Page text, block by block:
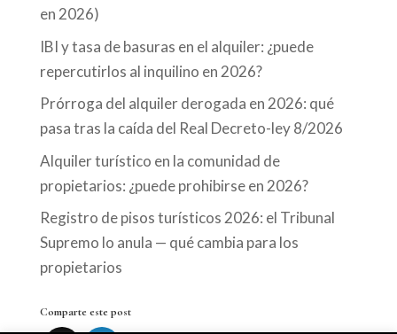
en 2026)
IBI y tasa de basuras en el alquiler: ¿puede
repercutirlos al inquilino en 2026?
Prórroga del alquiler derogada en 2026: qué
pasa tras la caída del Real Decreto-ley 8/2026
Alquiler turístico en la comunidad de
propietarios: ¿puede prohibirse en 2026?
Registro de pisos turísticos 2026: el Tribunal
Supremo lo anula — qué cambia para los
propietarios
Comparte este post